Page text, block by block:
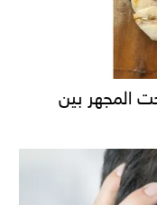
المجهر بين